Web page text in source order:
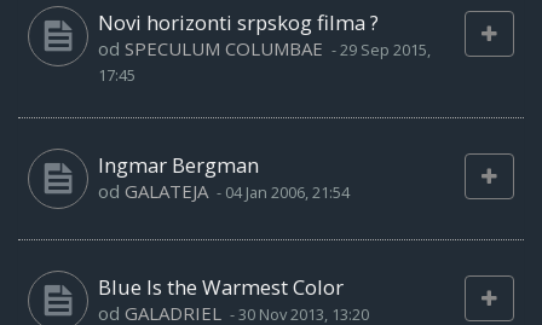
Novi horizonti srpskog filma ?
od SPECULUM COLUMBAE -29 Sep 2015,
17:45
Ingmar Bergman
od GALATEJA - 04 Jan 2006, 21:54
Blue Is the Warmest Color
od GALADRIEL -30 Nov 2013, 13:20